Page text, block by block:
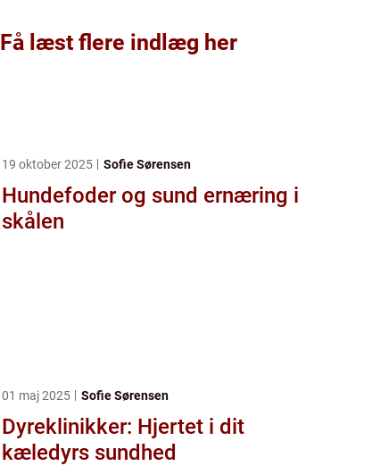
Få læst flere indlæg her
19 oktober 2025 Sofie Sørensen
Hundefoder og sund ernæring i
skålen
01 maj 2025 Sofie Sørensen
Dyreklinikker: Hjertet i dit
kæledyrs sundhed